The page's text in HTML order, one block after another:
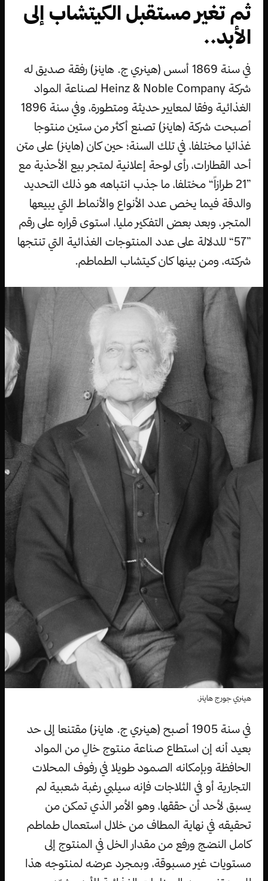
ثم تغير مستقبل الكيتشاب إلى
الأبد..
في سنة 1869 أسس (هينري ج. هاينز) رفقة صديق له
شركة Heinz & Noble Company لصناعة المواد
الغذائية وفقا لمعايير حديثة ومتطورة، وفي سنة 1896
أصبحت شركة (هاينز) تصنع أكثر من ستين منتوجا
غذائيا مختلفا، في تلك السنة؛ حين كان (هاينز) على متن
أحد القطارات، رأى لوحة إعلانية لمتجر بيع الأحذية مع
”21 طرازاً“ مختلفا، ما جذب انتباهه هو ذلك التحديد
والدقة فيما يخص عدد الأنواع والأنماط التي يبيعها
المتجر، وبعد بعض التفكير مليا، استوى قراره على رقم
”57“ للدلالة على عدد المنتوجات الغذائية التي تنتجها
شركته، ومن بينها كان كيتشاب الطماطم.
هينري جورج هاينز.
في سنة 1905 أصبح (هينري ج. هاينز) مقتنعا إلى حد
بعيد أنه إن استطاع صناعة منتوج خالٍ من المواد
الحافظة وبإمكانه الصمود طويلا في رفوف المحلات
التجارية أو في الثلاجات فإنه سيلبي رغبة شعبية لم
يسبق لأحد أن حققها، وهو الأمر الذي تمكن من
تحقيقه في نهاية المطاف من خلال استعمال طماطم
كامل النضج ورفع من مقدار الخل في المنتوج إلى
مستويات غير مسبوقة، وبمجرد عرضه لمنتوجه هذا